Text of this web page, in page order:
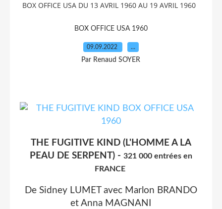
BOX OFFICE USA DU 13 AVRIL 1960 AU 19 AVRIL 1960
BOX OFFICE USA 1960
09.09.2022 …
Par Renaud SOYER
THE FUGITIVE KIND (L'HOMME A LA
PEAU DE SERPENT) - 321 000 entrées en
FRANCE
De Sidney LUMET avec Marlon BRANDO
et Anna MAGNANI